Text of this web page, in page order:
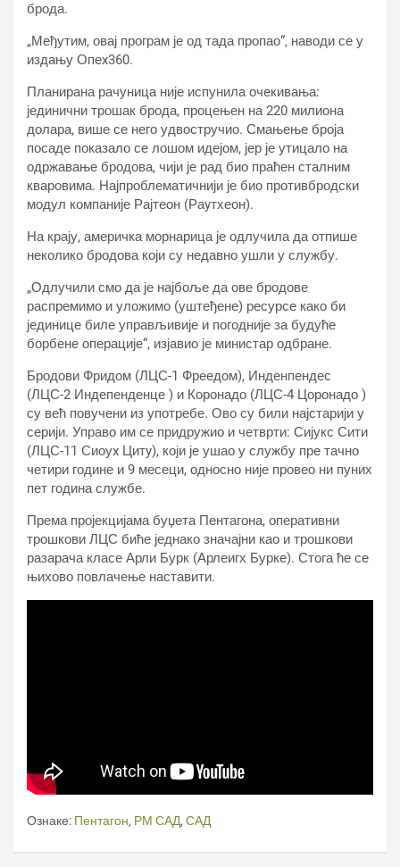
брода.
„Међутим, овај програм је од тада пропао“, наводи се у
издању Опеx360.
Планирана рачуница није испунила очекивања:
јединични трошак брода, процењен на 220 милиона
долара, више се него удвостручио. Смањење броја
посаде показало се лошом идејом, јер је утицало на
одржавање бродова, чији је рад био праћен сталним
кваровима. Најпроблематичнији је био противбродски
модул компаније Рајтеон (Раyтхеон).
На крају, америчка морнарица је одлучила да отпише
неколико бродова који су недавно ушли у службу.
„Одлучили смо да је најбоље да ове бродове
распремимо и уложимо (уштеђене) ресурсе како би
јединице биле управљивије и погодније за будуће
борбене операције“, изјавио је министар одбране.
Бродови Фридом (ЛЦС-1 Фреедом), Инденпендес
(ЛЦС-2 Индепенденце ) и Коронадо (ЛЦС-4 Цоронадо )
су већ повучени из употребе. Ово су били најстарији у
серији. Управо им се придружио и четврти: Сијукс Сити
(ЛЦС-11 Сиоуx Цитy), који је ушао у службу пре тачно
четири године и 9 месеци, односно није провео ни пуних
пет година службе.
Према пројекцијама буџета Пентагона, оперативни
трошкови ЛЦС биће једнако значајни као и трошкови
разарача класе Арли Бурк (Арлеигх Бурке). Стога ће се
њихово повлачење наставити.
Ознаке: Пентагон, РМ САД, САД